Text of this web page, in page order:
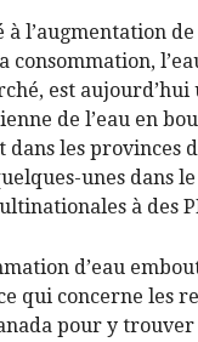
l’augmentation
consommation,
est
de l’eau en
les provinces
unes dans
à des
d’eau
qui concerne les
pour y